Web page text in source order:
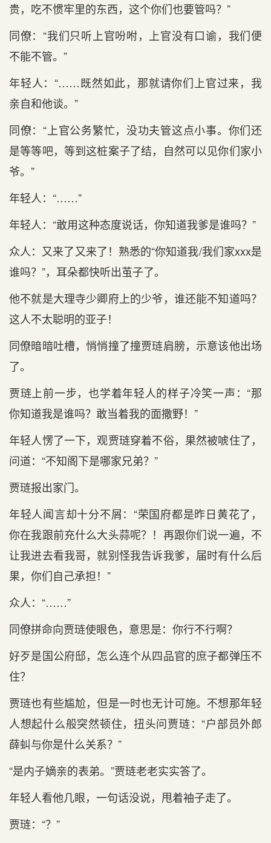
贵，吃不惯牢里的东西，这个你们也要管吗？”
同僚：“我们只听上官吩咐，上官没有口谕，我们便
不能不管。”
年轻人：“……既然如此，那就请你们上官过来，我
亲自和他谈。”
同僚：“上官公务繁忙，没功夫管这点小事。你们还
是等等吧，等到这桩案子了结，自然可以见你们家小
爷。”
年轻人：“……”
年轻人：“敢用这种态度说话，你知道我爹是谁吗？”
众人：又来了又来了！熟悉的“你知道我/我们家xxx是
谁吗？”，耳朵都快听出茧子了。
他不就是大理寺少卿府上的少爷，谁还能不知道吗？
这人不太聪明的亚子！
同僚暗暗吐槽，悄悄撞了撞贾琏肩膀，示意该他出场
了。
贾琏上前一步，也学着年轻人的样子冷笑一声：“那
你知道我是谁吗？敢当着我的面撒野！”
年轻人愣了一下，观贾琏穿着不俗，果然被唬住了，
问道：“不知阁下是哪家兄弟？”
贾琏报出家门。
年轻人闻言却十分不屑：“荣国府都是昨日黄花了，
你在我跟前充什么大头蒜呢？！再跟你们说一遍，不
让我进去看我哥，就别怪我告诉我爹，届时有什么后
果，你们自己承担！”
众人：“……”
同僚拼命向贾琏使眼色，意思是：你行不行啊？
好歹是国公府邸，怎么连个从四品官的庶子都弹压不
住？
贾琏也有些尴尬，但是一时也无计可施。不想那年轻
人想起什么般突然顿住，扭头问贾琏：“户部员外郎
薛虯与你是什么关系？”
“是内子嫡亲的表弟。”贾琏老老实实答了。
年轻人看他几眼，一句话没说，甩着袖子走了。
贾琏：“？”